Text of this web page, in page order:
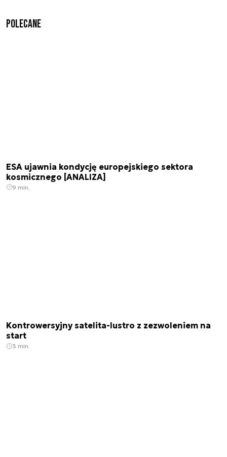
Polecane
ESA ujawnia kondycję europejskiego sektora
kosmicznego [ANALIZA]
9 min.
Kontrowersyjny satelita-lustro z zezwoleniem na
start
3 min.